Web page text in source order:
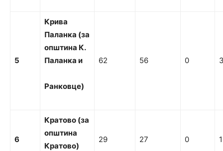
5
Крива
Паланка (за
општина К.
Паланка и
Ранковце)
62 56 0
6
Кратово (за
општина
Кратово)
29 27 0 1